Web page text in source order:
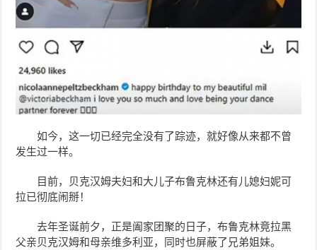
如今，这一切已经完全没有了踪迹，就好像从来都不曾
发生过一样。
目前，贝克汉姆夫妇和大儿子布鲁克林还有儿媳妇妮可
拉已彻底闹掰！
去年圣诞前夕，正是阖家团聚的日子，布鲁克林竟拉黑
父亲贝克汉姆和母亲维多利亚，同时也屏蔽了兄弟姐妹。